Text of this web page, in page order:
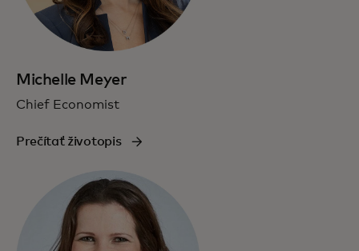
Michelle Meyer
Chief Economist
Prečítať životopis